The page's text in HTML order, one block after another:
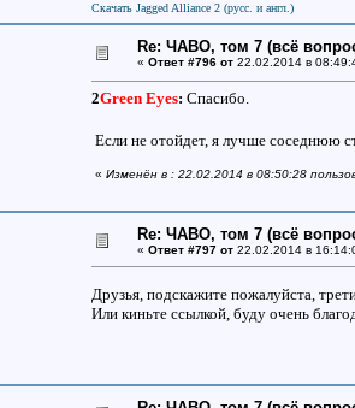
Скачать Jagged Alliance 2 (русс. и англ.)
Re: ЧАВО, том 7 (всё
« Ответ #796 от22.02.2014 в
2Green Eyes: Спасибо.
Если не отойдет, я лучше соседнюю
« Изменён в : 22.02.2014 в 08:50:28
Re: ЧАВО, том 7 (всё
« Ответ #797 от22.02.2014 в
Друзья, подскажите пожалуйста,
Или киньте ссылкой, буду очень